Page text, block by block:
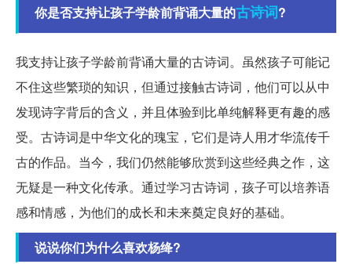
你是否支持让孩子学龄前背诵大量的古诗词?
我支持让孩子学龄前背诵大量的古诗词。虽然孩子可能记
不住这些繁琐的知识，但通过接触古诗词，他们可以从中
发现诗字背后的含义，并且体验到比单纯解释更有趣的感
受。古诗词是中华文化的瑰宝，它们是诗人用才华流传千
古的作品。当今，我们仍然能够欣赏到这些经典之作，这
无疑是一种文化传承。通过学习古诗词，孩子可以培养语
感和情感，为他们的成长和未来奠定良好的基础。
说说你们为什么喜欢杨绛?